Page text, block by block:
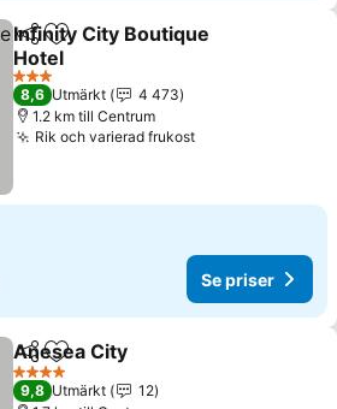
Dela Lägg till i Mina Favoriter
Infinity City Boutique
Hotel
3 Stjärnor
8,6 Utmärkt
4 473
1.2 km till Centrum
Rik och varierad frukost
Se priser
Dela Lägg till i Mina Favoriter
Anesea City
4 Stjärnor
9,8 Utmärkt
12